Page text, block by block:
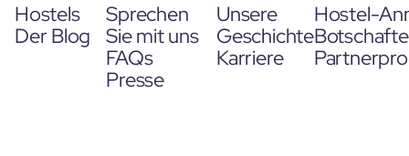
Hostels
Der Blog
Sprechen
Sie mit uns
FAQs
Presse
Unsere
Geschichte
Karriere
Hostel-